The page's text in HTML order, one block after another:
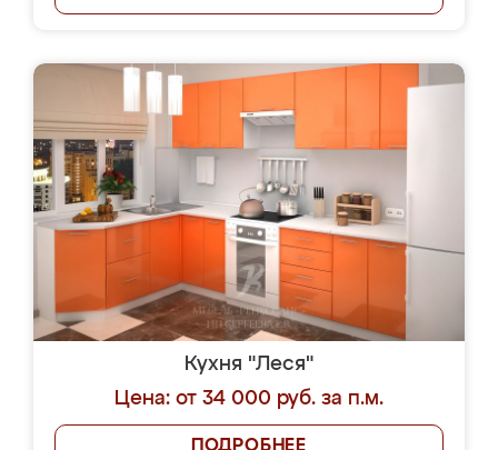
Кухня "Леся"
Цена: от 34 000 руб. за п.м.